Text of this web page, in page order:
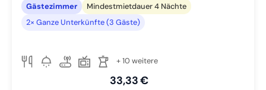
Gästezimmer
Mindestmietdauer 4 Nächte
2× Ganze Unterkünfte (3 Gäste)
+ 10 weitere
33,33 €